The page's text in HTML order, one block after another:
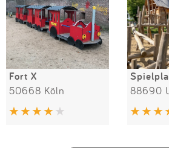
Fort X
50668 Köln